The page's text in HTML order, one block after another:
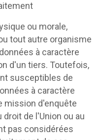
ou morale,
tout autre organisme
à caractère
d'un tiers. Toutefois,
susceptibles de
à caractère
mission d'enquête
de l'Union ou au
pas considérées